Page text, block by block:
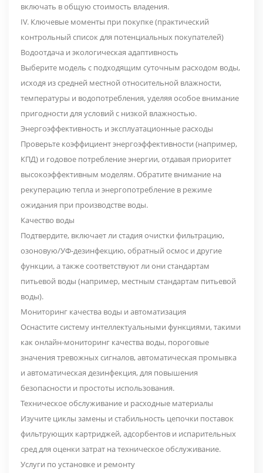
включать в общую стоимость владения.
IV. Ключевые моменты при покупке (практический
контрольный список для потенциальных покупателей)
Водоотдача и экологическая адаптивность
Выберите модель с подходящим суточным расходом воды,
исходя из средней местной относительной влажности,
температуры и водопотребления, уделяя особое внимание
пригодности для условий с низкой влажностью.
Энергоэффективность и эксплуатационные расходы
Проверьте коэффициент энергоэффективности (например,
КПД) и годовое потребление энергии, отдавая приоритет
высокоэффективным моделям. Обратите внимание на
рекуперацию тепла и энергопотребление в режиме
ожидания при производстве воды.
Качество воды
Подтвердите, включает ли стадия очистки фильтрацию,
озоновую/УФ-дезинфекцию, обратный осмос и другие
функции, а также соответствуют ли они стандартам
питьевой воды (например, местным стандартам питьевой
воды).
Мониторинг качества воды и автоматизация
Оснастите систему интеллектуальными функциями, такими
как онлайн-мониторинг качества воды, пороговые
значения тревожных сигналов, автоматическая промывка
и автоматическая дезинфекция, для повышения
безопасности и простоты использования.
Техническое обслуживание и расходные материалы
Изучите циклы замены и стабильность цепочки поставок
фильтрующих картриджей, адсорбентов и испарительных
сред для оценки затрат на техническое обслуживание.
Услуги по установке и ремонту